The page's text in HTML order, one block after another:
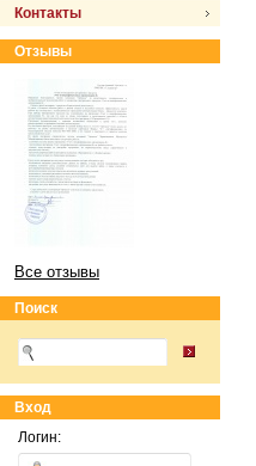
Контакты
Отзывы
Все отзывы
Поиск
Вход
Логин: